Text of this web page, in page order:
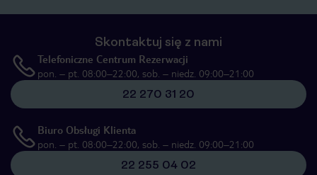
Skontaktuj się z nami
Telefoniczne Centrum Rezerwacji
pon. – pt. 08:00–22:00, sob. – niedz. 09:00–21:00
22 270 31 20
Biuro Obsługi Klienta
pon. – pt. 08:00–22:00, sob. – niedz. 09:00–21:00
22 255 04 02